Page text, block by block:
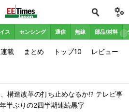
ス センシング 通信 無線 部品/材料
連載 まとめ トップ10 レビュー
Times Japan
構造改革の打ち止めなるか!? テレビ事
半ぶりの2四半期連続黒字